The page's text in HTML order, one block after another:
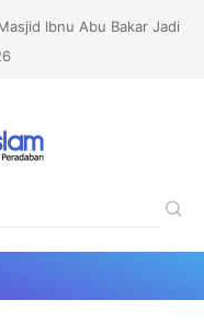
Bakar Jadi
Lomba dan